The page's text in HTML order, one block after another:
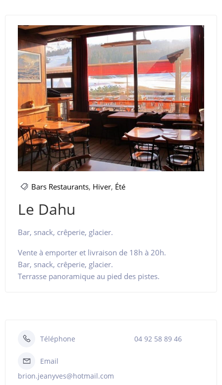
Bars Restaurants, Hiver, Été
Le Dahu
Bar, snack, crêperie, glacier.
Vente à emporter et livraison de 18h à 20h.
Bar, snack, crêperie, glacier.
Terrasse panoramique au pied des pistes.
Téléphone 04 92 58 89 46
Email
brion.jeanyves@hotmail.com